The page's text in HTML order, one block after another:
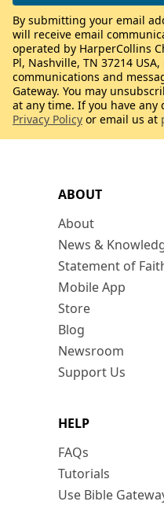
ABOUT
About
News &
Statement of
Mobile App
Store
Blog
Newsroom
Support Us
HELP
FAQs
Tutorials
Use Bible
By submitting your email
will receive email
operated by HarperCollins
Pl, Nashville, TN 37214
communications and
Gateway. You may
at any time. If you have any
Privacy Policy or email us at